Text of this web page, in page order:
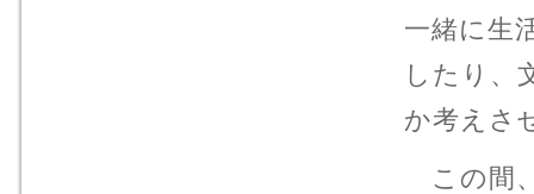
一緒に生
したり、
か考えさ
この間